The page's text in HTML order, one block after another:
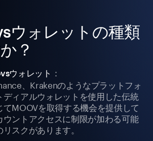
ウォレットの種類
？
ウォレット ：
、Krakenのようなプラットフォ
ディアルウォレットを使用した伝統
MOOVを取得する機会を提供して
ウントアクセスに制限が加わる可能
スクがあります。